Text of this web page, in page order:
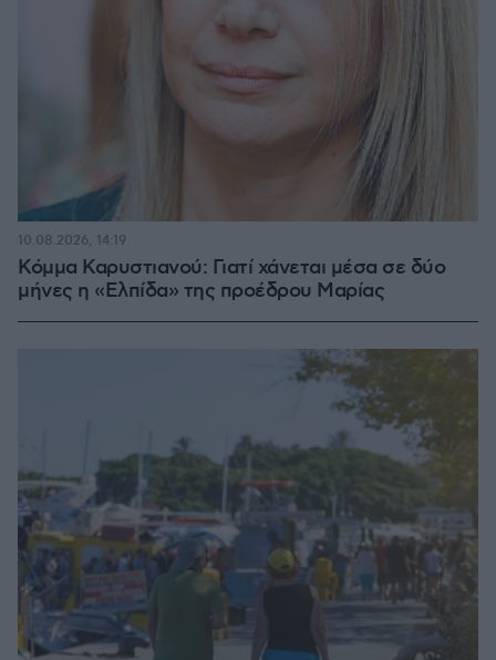
Κόμμα Καρυστιανού: Γιατί χάνεται μέσα σε δύο
μήνες η «Ελπίδα» της προέδρου Μαρίας
10.08.2026, 14:19